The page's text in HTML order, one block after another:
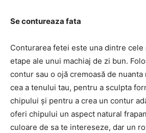
Se contureaza fata
Conturarea fetei este una dintre
etape ale unui machiaj de zi bun.
contur sau o ojă cremoasă de nuanta
cea a tenului tau, pentru a sculpta
chipului și pentru a crea un contur
oferi chipului un aspect natural
culoare de sa te intereseze, dar un